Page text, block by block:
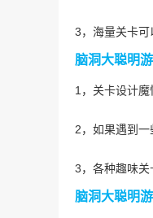
3，海量关卡可
脑洞大聪明
1，关卡设计魔
2，如果遇到一
3，各种趣味关
脑洞大聪明